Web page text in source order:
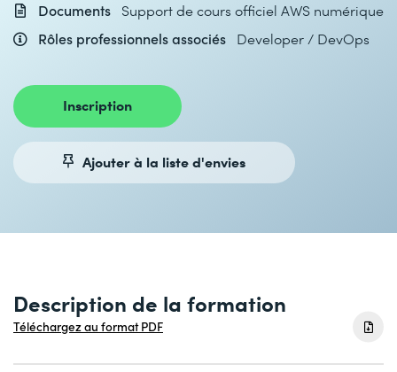
Documents
Support de cours officiel AWS numérique
Rôles professionnels associés
Developer / DevOps
Inscription
Ajouter à la liste d'envies
Description de la formation
Téléchargez au format PDF